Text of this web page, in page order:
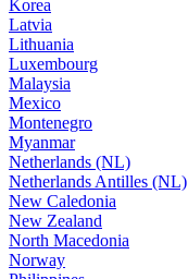
Korea
Latvia
Lithuania
Luxembourg
Malaysia
Mexico
Montenegro
Myanmar
Netherlands (NL)
Netherlands Antilles (NL)
New Caledonia
New Zealand
North Macedonia
Norway